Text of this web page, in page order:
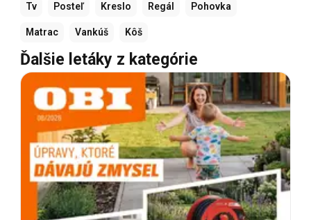
Tv Posteľ Kreslo Regál Pohovka
Matrac Vankúš Kôš
Ďalšie letáky z kategórie